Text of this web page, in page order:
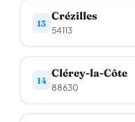
13
Crézilles
54113
14
Clérey-la-Côte
88630